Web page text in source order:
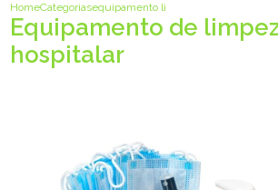
HomeCategoriasequipamento limpeza hospitalar
Equipamento de
hospitalar